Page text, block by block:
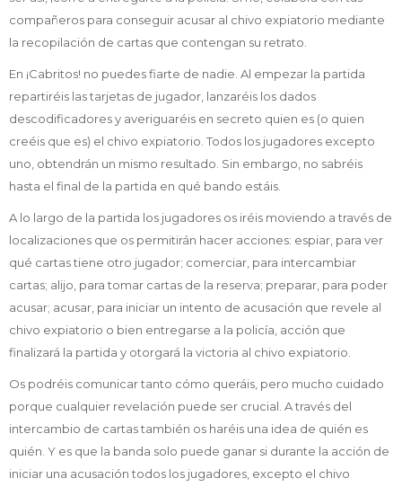
compañeros para conseguir acusar al chivo expiatorio mediante
la recopilación de cartas que contengan su retrato.
En ¡Cabritos! no puedes fiarte de nadie. Al empezar la partida
repartiréis las tarjetas de jugador, lanzaréis los dados
descodificadores y averiguaréis en secreto quien es (o quien
creéis que es) el chivo expiatorio. Todos los jugadores excepto
uno, obtendrán un mismo resultado. Sin embargo, no sabréis
hasta el final de la partida en qué bando estáis.
A lo largo de la partida los jugadores os iréis moviendo a través de
localizaciones que os permitirán hacer acciones: espiar, para ver
qué cartas tiene otro jugador; comerciar, para intercambiar
cartas; alijo, para tomar cartas de la reserva; preparar, para poder
acusar; acusar, para iniciar un intento de acusación que revele al
chivo expiatorio o bien entregarse a la policía, acción que
finalizará la partida y otorgará la victoria al chivo expiatorio.
Os podréis comunicar tanto cómo queráis, pero mucho cuidado
porque cualquier revelación puede ser crucial. A través del
intercambio de cartas también os haréis una idea de quién es
quién. Y es que la banda solo puede ganar si durante la acción de
iniciar una acusación todos los jugadores, excepto el chivo